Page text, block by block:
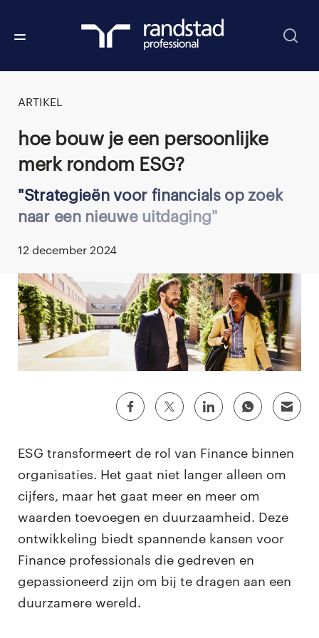
ARTIKEL
Hoe bouw je een persoonlijke
merk rondom ESG?
Strategieën voor financials op zoek
naar een nieuwe uitdaging
12 december 2024
ESG transformeert de rol van Finance binnen
organisaties. Het gaat niet langer alleen om
cijfers, maar het gaat meer en meer om
waarden toevoegen en duurzaamheid. Deze
ontwikkeling biedt spannende kansen voor
Finance professionals die gedreven en
gepassioneerd zijn om bij te dragen aan een
duurzamere wereld.